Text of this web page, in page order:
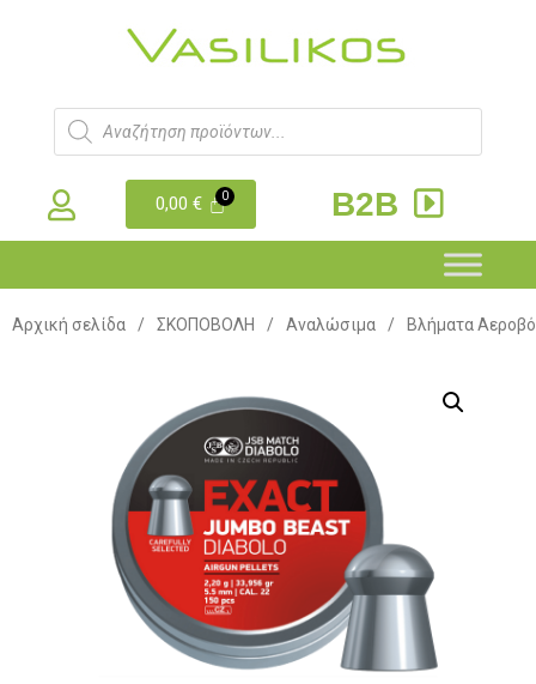
0,00€ B2B
Αρχική σελίδα / ΣΚΟΠΟΒΟΛΗ / Αναλώσιμα / Βλήματα